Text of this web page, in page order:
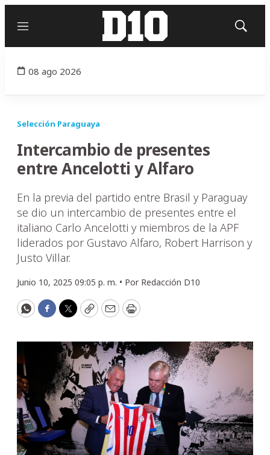
Menú
Mostrar
08 ago 2026
Selección Paraguaya
Intercambio de presentes
entre Ancelotti y Alfaro
En la previa del partido entre Brasil y Paraguay
se dio un intercambio de presentes entre el
italiano Carlo Ancelotti y miembros de la APF
liderados por Gustavo Alfaro, Robert Harrison y
Justo Villar.
Junio 10, 2025 09:05 p. m. • Por Redacción D10
WhatsApp
Facebook
Twitter
CopyEmailPrint